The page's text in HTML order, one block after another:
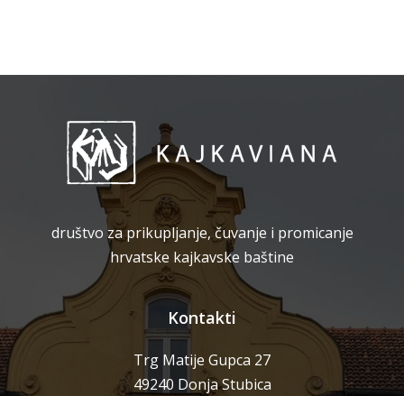
društvo za prikupljanje, čuvanje i promicanje
hrvatske kajkavske baštine
Kontakti
Trg Matije Gupca 27
49240 Donja Stubica